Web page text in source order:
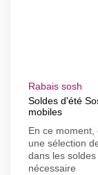
Rabais sosh
Soldes d'été
mobiles
En ce
une sélection
dans les
nécessaire